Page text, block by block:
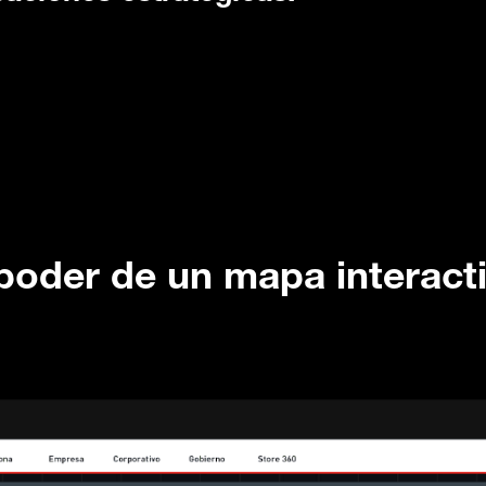
de un mapa